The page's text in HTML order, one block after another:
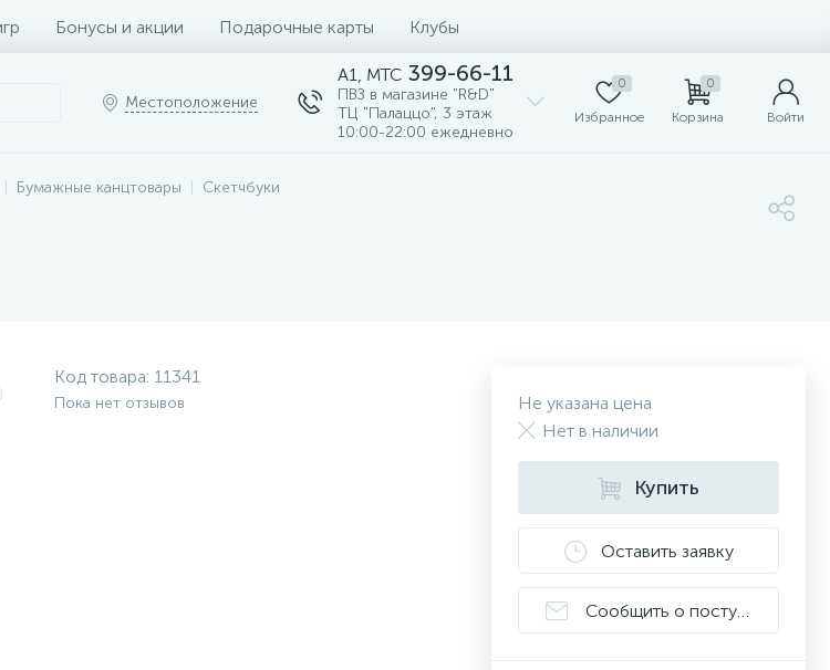
Бонусы и акции Подарочные карты Клубы
Местоположение
A1, MTC 399-66-11
ПВЗ в магазине "R&D"
ТЦ "Палаццо", 3 этаж
10:00-22:00 ежедневно
0
Избранное
0
Корзина Войти
Бумажные канцтовары Скетчбуки
Код товара: 11341
Пока нет отзывов
Не указана цена
Нет в наличии
Купить
Оставить заявку
Сообщить о поступлении